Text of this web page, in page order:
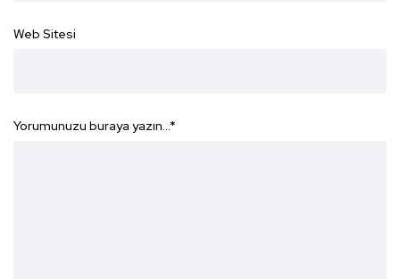
Web Sitesi
Yorumunuzu buraya yazın...*